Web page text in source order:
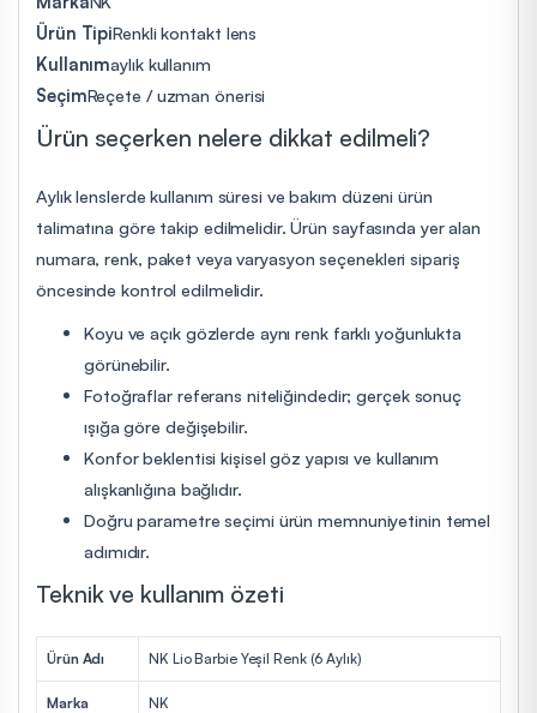
Ürün TipiRenkli kontakt lens
Kullanımaylık kullanım
SeçimReçete / uzman önerisi
Ürün seçerken nelere dikkat edilmeli?
Aylık lenslerde kullanım süresi ve bakım düzeni ürün
talimatına göre takip edilmelidir. Ürün sayfasında yer alan
numara, renk, paket veya varyasyon seçenekleri sipariş
öncesinde kontrol edilmelidir.
Koyu ve açık gözlerde aynı renk farklı yoğunlukta
görünebilir.
Fotoğraflar referans niteliğindedir; gerçek sonuç
ışığa göre değişebilir.
Konfor beklentisi kişisel göz yapısı ve kullanım
alışkanlığına bağlıdır.
Doğru parametre seçimi ürün memnuniyetinin temel
adımıdır.
Teknik ve kullanım özeti
Ürün Adı NK Lio Barbie Yeşil Renk (6 Aylık)
Marka NK